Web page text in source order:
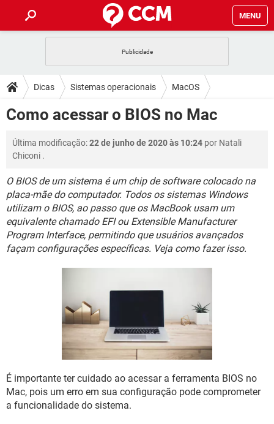
MENU
CELULAR FACEBOOK
OUTLOOK EXCEL
GUIA DE COMPRAS
DICAS
JOGOS WHATSAPP
CELULAR FACEBOOK
OUTLOOK EXCEL
GUIA DE COMPRAS
DOWNLOADS
CELULAR
INSTAGRAM GMAIL
GUIA DE COMPRAS
FÓRUM
CELULAR FACEBOOK
OUTLOOK EXCEL
INSTAGRAM GMAIL
GUIA DE COMPRAS
JOGOS WHATSAPP
CELULAR FACEBOOK
OUTLOOK EXCEL
Dicas Sistemas operacionais MacOS
Como acessar o BIOS no Mac
Última modificação:22 de junho de 2020 às 10:24 por Natali
Chiconi .
O BIOS de um sistema é um chip de software colocado na
placa-mãe do computador. Todos os sistemas Windows
utilizam o BIOS, ao passo que os MacBook usam um
equivalente chamado EFI ou Extensible Manufacturer
Program Interface, permitindo que usuários avançados
façam configurações específicas. Veja como fazer isso.
É importante ter cuidado ao acessar a ferramenta BIOS no
Mac, pois um erro em sua configuração pode comprometer
a funcionalidade do sistema.